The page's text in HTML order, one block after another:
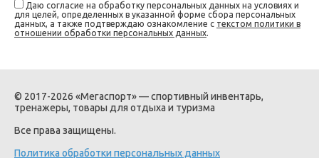
Даю согласие на обработку персональных данных на условиях и
для целей, определенных в указанной форме сбора персональных
данных, а также подтверждаю ознакомление с текстом политики в
отношении обработки персональных данных.
© 2017-2026 «Мегаспорт» — спортивный инвентарь,
тренажеры, товары для отдыха и туризма
Все права защищены.
Политика обработки персональных данных